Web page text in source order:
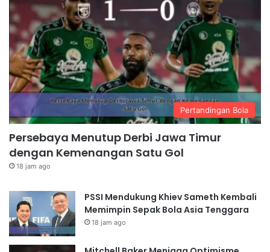
Pertandingan Bola
Persebaya Menutup Derbi Jawa Timur
dengan Kemenangan Satu Gol
18 jam ago
PSSI Mendukung Khiev Sameth Kembali
Memimpin Sepak Bola Asia Tenggara
18 jam ago